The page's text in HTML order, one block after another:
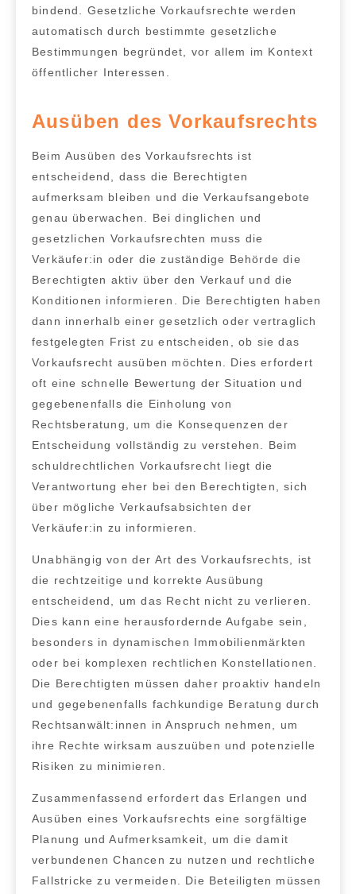
bindend. Gesetzliche Vorkaufsrechte werden
automatisch durch bestimmte gesetzliche
Bestimmungen begründet, vor allem im Kontext
öffentlicher Interessen.
Ausüben des Vorkaufsrechts
Beim Ausüben des Vorkaufsrechts ist
entscheidend, dass die Berechtigten
aufmerksam bleiben und die Verkaufsangebote
genau überwachen. Beidinglichen und
gesetzlichen Vorkaufsrechten muss die
Verkäufer:in oder die zuständige Behörde die
Berechtigten aktiv über den Verkauf und die
Konditionen informieren
. Die Berechtigten haben
dann innerhalb einer gesetzlich oder vertraglich
festgelegten Frist zu entscheiden, ob sie das
Vorkaufsrecht ausüben möchten. Dies erfordert
oft eine schnelle Bewertung der Situation und
gegebenenfalls die Einholung von
Rechtsberatung, um die Konsequenzen der
Entscheidung vollständig zu verstehen. Beim
schuldrechtlichen Vorkaufsrecht liegt die
Verantwortung eher bei den Berechtigten, sich
über mögliche Verkaufsabsichten der
Verkäufer:in zu informieren.
Unabhängig von der Art des Vorkaufsrechts, ist
die rechtzeitige und korrekte Ausübung
entscheidend, um das Recht nicht zu verlieren.
Dies kann eine herausfordernde Aufgabe sein,
besonders in dynamischen Immobilienmärkten
oder bei komplexen rechtlichen Konstellationen.
Die Berechtigten müssen daher proaktiv handeln
und gegebenenfalls fachkundige Beratung durch
Rechtsanwält:innen in Anspruch nehmen, um
ihre Rechte wirksam auszuüben und potenzielle
Risiken zu minimieren.
Zusammenfassend erfordert das Erlangen und
Ausüben eines Vorkaufsrechts eine sorgfältige
Planung und Aufmerksamkeit, um die damit
verbundenenChancen zu nutzen und rechtliche
Fallstricke zu vermeiden. Die Beteiligten müssen